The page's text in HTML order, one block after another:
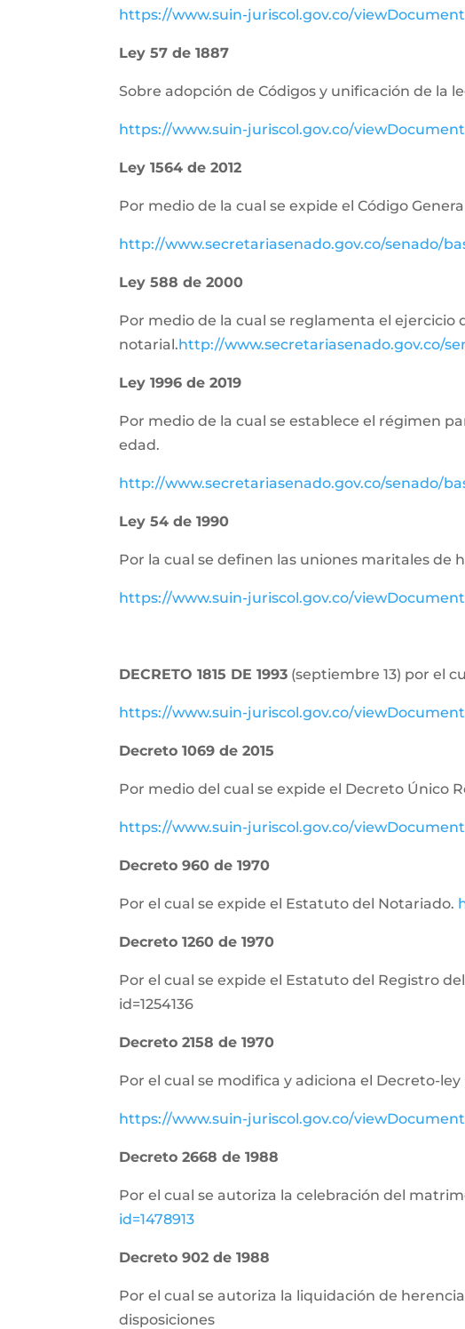
https://www.suin-juriscol.gov.co/
Ley 57 de 1887
Sobre adopción de Códigos y unificación de la
https://www.suin-juriscol.gov.co/
Ley 1564 de 2012
Por medio de la cual se expide el Código
http://www.secretariasenado.gov.co/senado/
Ley 588 de 2000
Por medio de la cual se reglamenta el ejercicio
notarial.http://www.secretariasenado.gov.co/
Ley 1996 de 2019
Por medio de la cual se establece el régimen
edad.
http://www.secretariasenado.gov.co/senado/
Ley 54 de 1990
Por la cual se definen las uniones maritales
https://www.suin-juriscol.gov.co/
DECRETO 1815 DE 1993 (septiembre 13) por el
https://www.suin-juriscol.gov.co/
Decreto 1069 de 2015
Por medio del cual se expide el Decreto Único
https://www.suin-juriscol.gov.co/
Decreto 960 de 1970
Por el cual se expide el Estatuto del Notariado.
Decreto 1260 de 1970
Por el cual se expide el Estatuto del Registro
id=1254136
Decreto 2158 de 1970
Por el cual se modifica y adiciona el Decreto-
https://www.suin-juriscol.gov.co/
Decreto 2668 de 1988
Por el cual se autoriza la celebración del
id=1478913
Decreto 902 de 1988
Por el cual se autoriza la liquidación de
disposiciones